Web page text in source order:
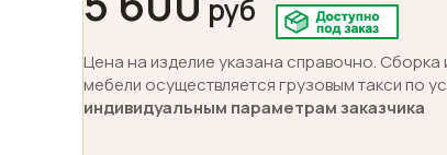
Цена на изделие указана справочно.
мебели осуществляется грузовым такси по
индивидуальным параметрам заказчика